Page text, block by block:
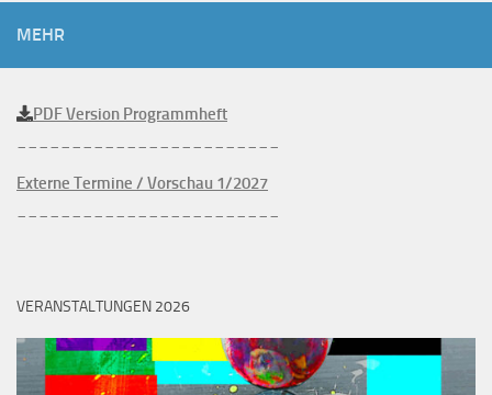
MEHR
PDF Version Programmheft
Externe Termine / Vorschau 1/2027
VERANSTALTUNGEN 2026